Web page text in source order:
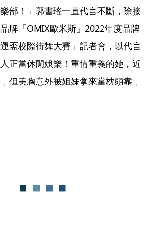
部！」郭書瑤一直代言不斷，除接
牌「OMIX歐米斯」2022年度品牌
盃校際街舞大賽」記者會，以代言
正當休閒娛樂！重情重義的她，近
但美胸意外被姐妹拿來當枕頭靠，